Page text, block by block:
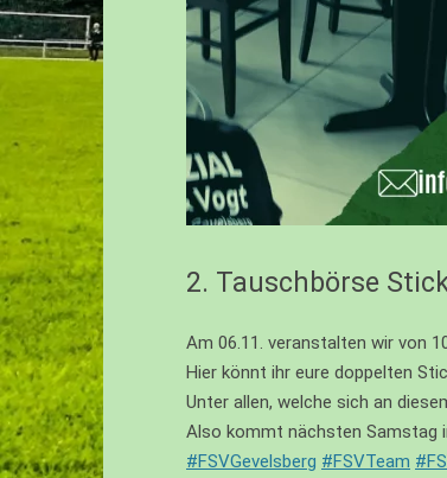
EI – JUNIOREN – U11
EII – JUNIOREN – U10
EIII – JUNIOREN – U10
EIV – JUNIOREN –
FI – JUNIOREN – U9
GII – JUNIOREN – U6
GIII -JUNIOREN
2. Tauschbörse
Am 06.11. veranstalten wir von
Hier könnt ihr eure doppelten
Unter allen, welche sich an
Also kommt nächsten Samstag
#FSVGevelsberg #FSVTeam